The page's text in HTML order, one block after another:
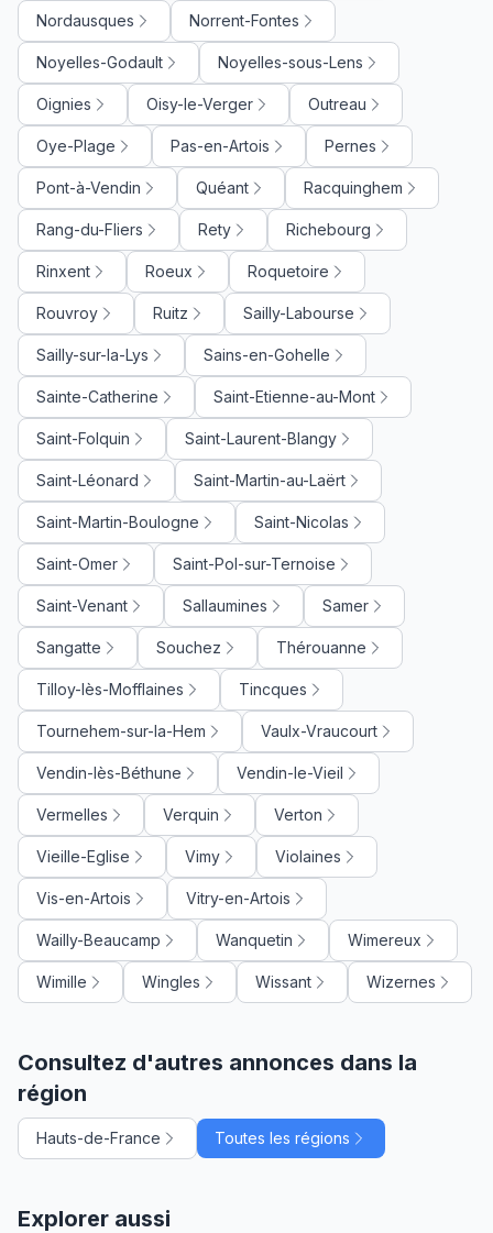
Nordausques Norrent-Fontes
Noyelles-Godault Noyelles-sous-Lens
Oignies Oisy-le-Verger Outreau
Oye-Plage Pas-en-Artois Pernes
Pont-à-Vendin Quéant Racquinghem
Rang-du-Fliers Rety Richebourg
Rinxent Roeux Roquetoire
Rouvroy Ruitz Sailly-Labourse
Sailly-sur-la-Lys Sains-en-Gohelle
Sainte-Catherine Saint-Etienne-au-Mont
Saint-Folquin Saint-Laurent-Blangy
Saint-Léonard Saint-Martin-au-Laërt
Saint-Martin-Boulogne Saint-Nicolas
Saint-Omer Saint-Pol-sur-Ternoise
Saint-Venant Sallaumines Samer
Sangatte Souchez Thérouanne
Tilloy-lès-Mofflaines Tincques
Tournehem-sur-la-Hem Vaulx-Vraucourt
Vendin-lès-Béthune Vendin-le-Vieil
Vermelles Verquin Verton
Vieille-Eglise Vimy Violaines
Vis-en-Artois Vitry-en-Artois
Wailly-Beaucamp Wanquetin Wimereux
Wimille Wingles Wissant Wizernes
Consultez d'autres annonces dans la
région
Hauts-de-France Toutes les régions
Explorer aussi